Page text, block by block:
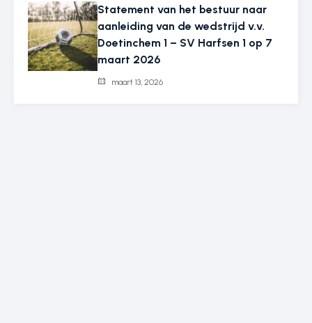
Statement van het bestuur naar
aanleiding van de wedstrijd v.v.
Doetinchem 1 – SV Harfsen 1 op 7
maart 2026
maart 13, 2026